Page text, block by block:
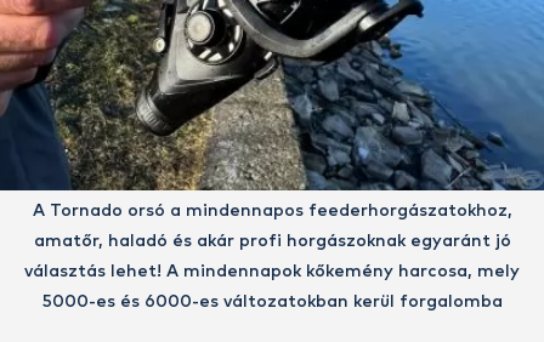
A Tornado orsó a mindennapos feederhorgászatokhoz,
amatőr, haladó és akár profi horgászoknak egyaránt jó
választás lehet! A mindennapok kőkemény harcosa, mely
5000-es és 6000-es változatokban kerül forgalomba